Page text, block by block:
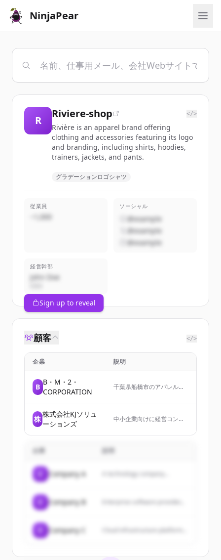
NinjaPear
R
Riviere-shop </>
Rivière is an apparel brand offering
clothing and accessories featuring its logo
and branding, including shirts, hoodies,
trainers, jackets, and pants.
グラデーションロゴシャツ
従業員
~1,000
ソーシャル
@example
@example
@example
経営幹部
John Doe
Sign up to reveal
顧客 </>
企業 説明
B
B・M・2・
CORPORATION
千葉県船橋市のアパレル総
品を世に送り出すお手伝い
株
株式会社KJソリュ
ーションズ
中小企業向けに経営コンサ
ブコーチングを提供する会
企業
Company A A technology company...
Company B
Company C